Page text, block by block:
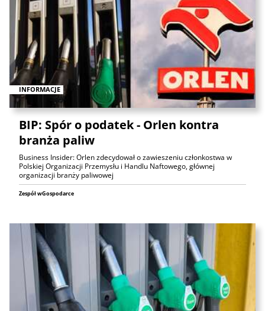
INFORMACJE
BIP: Spór o podatek - Orlen kontra
branża paliw
Business Insider: Orlen zdecydował o zawieszeniu członkostwa w
Polskiej Organizacji Przemysłu i Handlu Naftowego, głównej
organizacji branży paliwowej
Zespół wGospodarce